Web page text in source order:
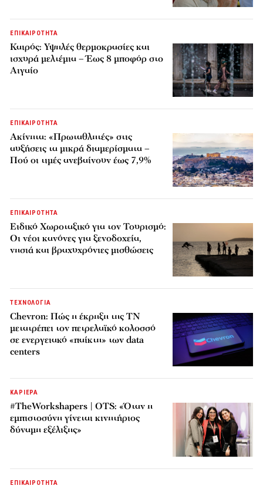
ΕΠΙΚΑΙΡΟΤΗΤΑ
Καιρός: Υψηλές θερμοκρασίες και
ισχυρά μελτέμια – Έως 8 μποφόρ στο
Αιγαίο
ΕΠΙΚΑΙΡΟΤΗΤΑ
Ακίνητα: «Πρωταθλητές» στις
αυξήσεις τα μικρά διαμερίσματα –
Πού οι τιμές ανεβαίνουν έως 7,9%
ΕΠΙΚΑΙΡΟΤΗΤΑ
Ειδικό Χωροταξικό για τον Τουρισμό:
Οι νέοι κανόνες για ξενοδοχεία,
νησιά και βραχυχρόνιες μισθώσεις
ΤΕΧΝΟΛΟΓΙΑ
Chevron: Πώς η έκρηξη της ΤΝ
μετατρέπει τον πετρελαϊκό κολοσσό
σε ενεργειακό «παίκτη» των data
centers
ΚΑΡΙΕΡΑ
#TheWorkshapers | OTS: «Όταν η
εμπιστοσύνη γίνεται κινητήριος
δύναμη εξέλιξης»
ΕΠΙΚΑΙΡΟΤΗΤΑ